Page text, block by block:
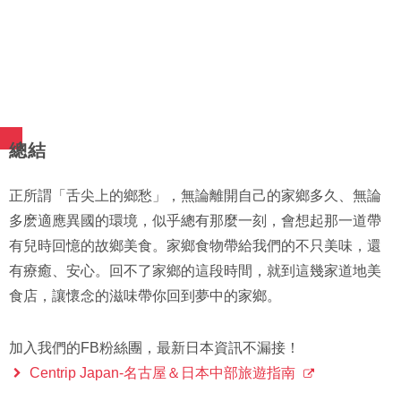
總結
正所謂「舌尖上的鄉愁」，無論離開自己的家鄉多久、無論
多麽適應異國的環境，似乎總有那麼一刻，會想起那一道帶
有兒時回憶的故鄉美食。家鄉食物帶給我們的不只美味，還
有療癒、安心。回不了家鄉的這段時間，就到這幾家道地美
食店，讓懷念的滋味帶你回到夢中的家鄉。
加入我們的FB粉絲團，最新日本資訊不漏接！
Centrip Japan-名古屋＆日本中部旅遊指南